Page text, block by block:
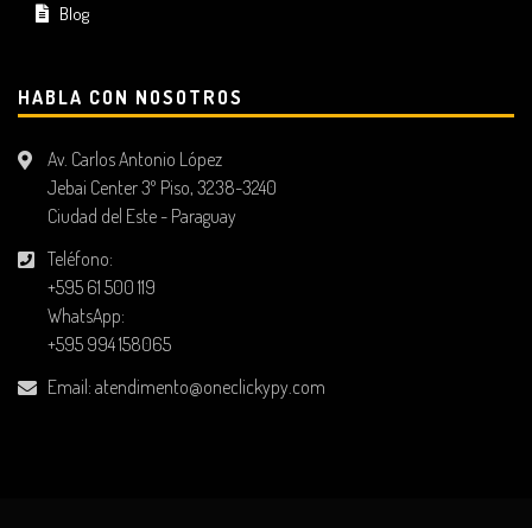
Blog
HABLA CON NOSOTROS
Av. Carlos Antonio López
Jebai Center 3º Piso, 3238-3240
Ciudad del Este - Paraguay
Teléfono:
+595 61 500 119
WhatsApp:
+595 994 158065
Email: atendimento@oneclickypy.com